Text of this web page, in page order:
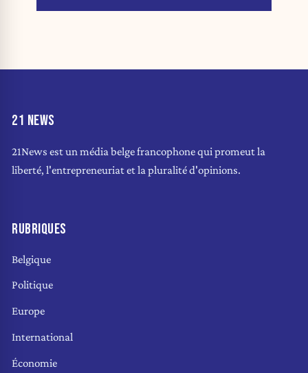
21 NEWS
21News est un média belge francophone qui promeut la
liberté, l'entrepreneuriat et la pluralité d'opinions.
RUBRIQUES
Belgique
Politique
Europe
International
Économie